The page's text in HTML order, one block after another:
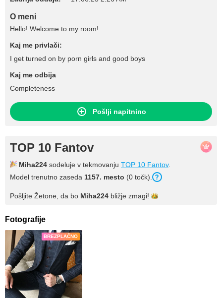
O meni
Hello! Welcome to my room!
Kaj me privlači:
I get turned on by porn girls and good boys
Kaj me odbija
Completeness
Pošlji napitnino
TOP 10 Fantov
Miha224 sodeluje v tekmovanju TOP 10 Fantov.
Model trenutno zaseda 1157. mesto (0 točk).
Pošljite Žetone, da bo Miha224 bližje zmagi!
Fotografije
BREZPLAČNO